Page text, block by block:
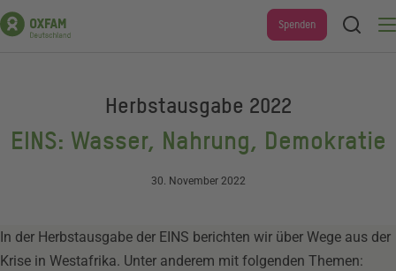
Direkt
zum
Spenden Suche
Herbstausgabe 2022
EINS: Wasser, Nahrung, Demokratie
30. November 2022
In der Herbstausgabe der EINS berichten wir über Wege aus der
Krise in Westafrika. Unter anderem mit folgenden Themen: